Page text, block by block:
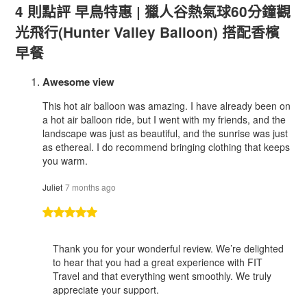
4 則點評 早鳥特惠 | 獵人谷熱氣球60分鐘觀
光飛行(Hunter Valley Balloon) 搭配香檳
早餐
Awesome view
This hot air balloon was amazing. I have already been on
a hot air balloon ride, but I went with my friends, and the
landscape was just as beautiful, and the sunrise was just
as ethereal. I do recommend bringing clothing that keeps
you warm.
Juliet 7 months ago
Thank you for your wonderful review. We’re delighted
to hear that you had a great experience with FIT
Travel and that everything went smoothly. We truly
appreciate your support.